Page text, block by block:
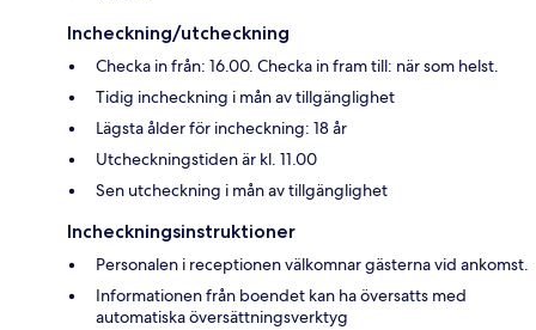
Incheckning/utcheckning
Checka in från: 16.00. Checka in fram till: när som helst.
Tidig incheckning i mån av tillgänglighet
Lägsta ålder för incheckning: 18 år
Utcheckningstiden är kl. 11.00
Sen utcheckning i mån av tillgänglighet
Incheckningsinstruktioner
Personalen i receptionen välkomnar gästerna vid ankomst.
Informationen från boendet kan ha översatts med
automatiska översättningsverktyg